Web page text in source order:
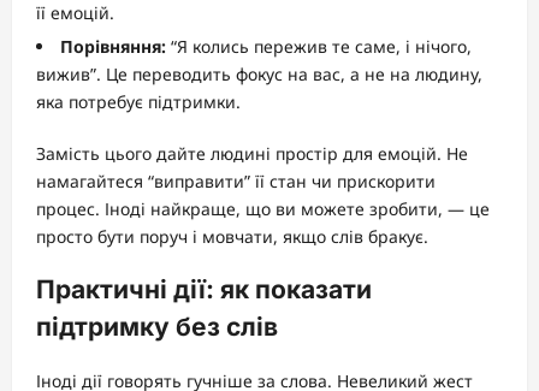
її емоцій.
Порівняння: “Я колись пережив те саме, і нічого,
вижив”. Це переводить фокус на вас, а не на людину,
яка потребує підтримки.
Замість цього дайте людині простір для емоцій. Не
намагайтеся “виправити” її стан чи прискорити
процес. Іноді найкраще, що ви можете зробити, — це
просто бути поруч і мовчати, якщо слів бракує.
Практичні дії: як показати
підтримку без слів
Іноді дії говорять гучніше за слова. Невеликий жест